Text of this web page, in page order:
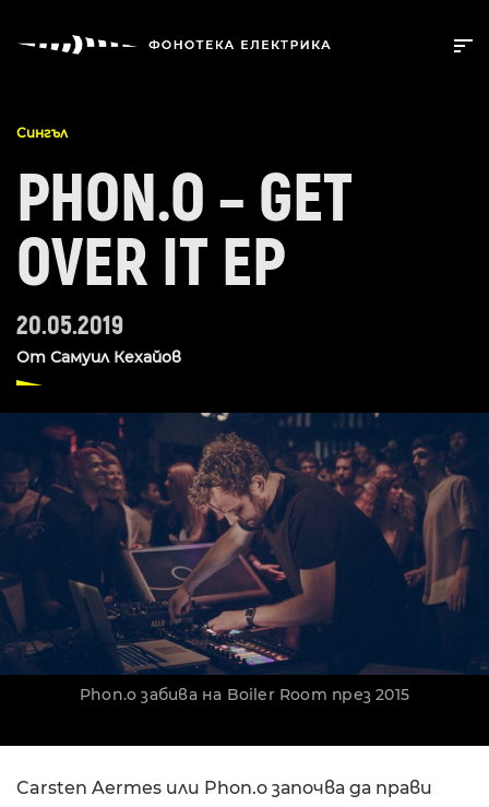
Сингъл
PHON.O – GET
OVER IT EP
20.05.2019
От Самуил Кехайов
Phon.o забива на Boiler Room през 2015
Carsten Aermes или Phon.o започва да прави